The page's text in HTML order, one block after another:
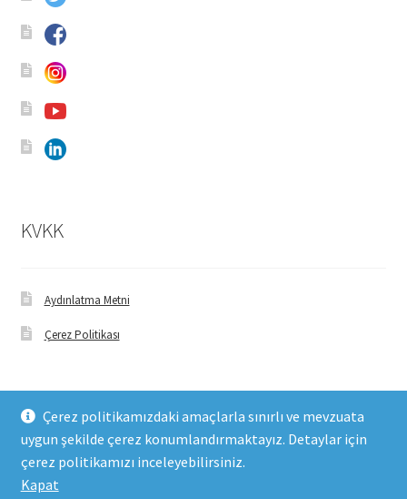
Çerez politikamızdaki amaçlarla sınırlı ve mevzuata
uygun şekilde çerez konumlandırmaktayız. Detaylar için
çerez politikamızı inceleyebilirsiniz.
Kapat
KVKK
Aydınlatma Metni
Çerez Politikası
© FHM Gıda 2026
Built with WooCommerce.